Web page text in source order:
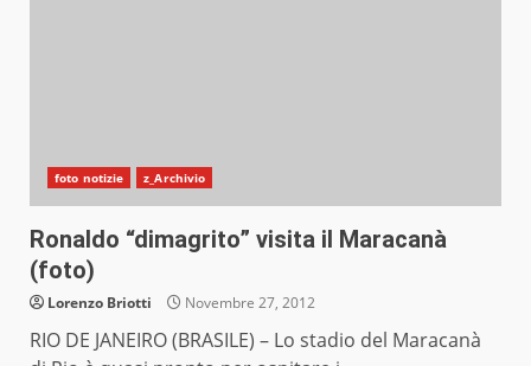
foto notizie z_Archivio
Ronaldo “dimagrito” visita il Maracanà
(foto)
Lorenzo Briotti Novembre 27, 2012
RIO DE JANEIRO (BRASILE) – Lo stadio del Maracanà